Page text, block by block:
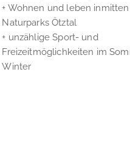
+ Wohnen und leben
Naturparks Ötztal
+ unzählige Sport- und
Freizeitmöglichkeiten im
Winter